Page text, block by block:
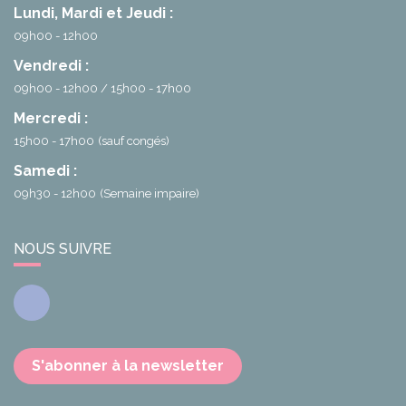
Lundi, Mardi et Jeudi :
09h00 - 12h00
Vendredi :
09h00 - 12h00 15h00 - 17h00
Mercredi :
15h00 - 17h00 (sauf congés)
Samedi :
09h30 - 12h00 (Semaine impaire)
NOUS SUIVRE
Facebook
S'abonner à la newsletter